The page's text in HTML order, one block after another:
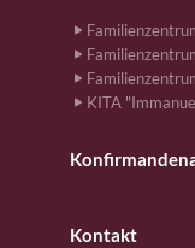
KITA
Kontakt